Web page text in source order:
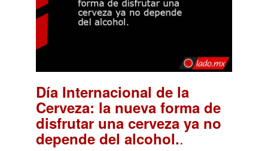
Día Internacional de la
Cerveza: la nueva forma de
disfrutar una cerveza ya no
depende del alcohol..